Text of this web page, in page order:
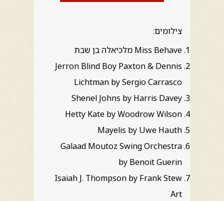
צילומים:
Miss Behave מלכיאלה בן שבת
Jerron Blind Boy Paxton & Dennis
Lichtman by Sergio Carrasco
Shenel Johns by Harris Davey
Hetty Kate by Woodrow Wilson
Mayelis by Uwe Hauth
Galaad Moutoz Swing Orchestra
by Benoit Guerin
Isaiah J. Thompson by Frank Stew
Art